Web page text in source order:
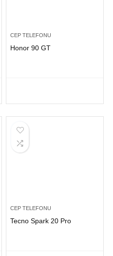
CEP TELEFONU
Honor 90 GT
CEP TELEFONU
Tecno Spark 20 Pro